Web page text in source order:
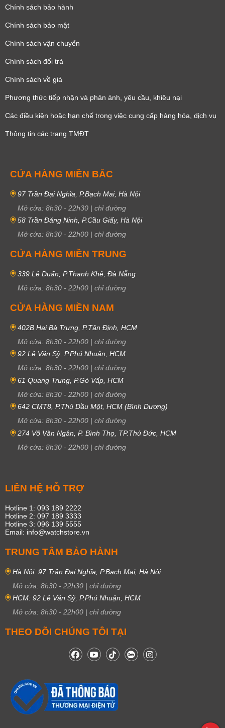
Chính sách bảo hành
Chính sách bảo mật
Chính sách vận chuyển
Chính sách đổi trả
Chính sách về giá
Phương thức tiếp nhận và phản ánh, yêu cầu, khiêu nại
Các điều kiện hoặc hạn chế trong việc cung cấp hàng hóa, dịch vụ
Thông tin các trang TMĐT
CỬA HÀNG MIỀN BẮC
97 Trần Đại Nghĩa, P.Bạch Mai, Hà Nội
Mở cửa: 8h30 - 22h30 | chỉ đường
58 Trần Đăng Ninh, P.Cầu Giấy, Hà Nội
Mở cửa: 8h30 - 22h00 | chỉ đường
CỬA HÀNG MIỀN TRUNG
339 Lê Duẩn, P.Thanh Khê, Đà Nẵng
Mở cửa: 8h30 - 22h00 | chỉ đường
CỬA HÀNG MIỀN NAM
402B Hai Bà Trưng, P.Tân Định, HCM
Mở cửa: 8h30 - 22h00 | chỉ đường
92 Lê Văn Sỹ, P.Phú Nhuận, HCM
Mở cửa: 8h30 - 22h00 | chỉ đường
61 Quang Trung, P.Gò Vấp, HCM
Mở cửa: 8h30 - 22h00 | chỉ đường
642 CMT8, P.Thủ Dầu Một, HCM (Bình Dương)
Mở cửa: 8h30 - 22h00 | chỉ đường
274 Võ Văn Ngân, P. Bình Thọ, TP.Thủ Đức, HCM
Mở cửa: 8h30 - 22h00 | chỉ đường
LIÊN HỆ HỖ TRỢ
Hotline 1: 093 189 2222
Hotline 2: 097 189 3333
Hotline 3: 096 139 5555
Email: info@watchstore.vn
TRUNG TÂM BẢO HÀNH
Hà Nội: 97 Trần Đại Nghĩa, P.Bạch Mai, Hà Nội
Mở cửa: 8h30 - 22h30 | chỉ đường
HCM: 92 Lê Văn Sỹ, P.Phú Nhuận, HCM
Mở cửa: 8h30 - 22h00 | chỉ đường
THEO DÕI CHÚNG TÔI TẠI